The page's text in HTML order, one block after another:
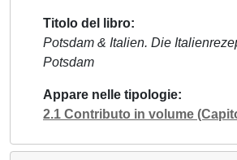
Titolo del libro
Potsdam & Italien. Die
Potsdam
Appare nelle tipologie
2.1 Contributo in volume